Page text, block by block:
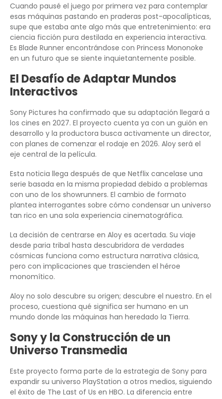
Cuando pausé el juego por primera vez para contemplar
esas máquinas pastando en praderas post-apocalípticas,
supe que estaba ante algo más que entretenimiento: era
ciencia ficción pura destilada en experiencia interactiva.
Es Blade Runner encontrándose con Princess Mononoke
en un futuro que se siente inquietantemente posible.
El Desafío de Adaptar Mundos
Interactivos
Sony Pictures ha confirmado que su adaptación llegará a
los cines en 2027. El proyecto cuenta ya con un guión en
desarrollo y la productora busca activamente un director,
con planes de comenzar el rodaje en 2026. Aloy será el
eje central de la película.
Esta noticia llega después de que Netflix cancelase una
serie basada en la misma propiedad debido a problemas
con uno de los showrunners. El cambio de formato
plantea interrogantes sobre cómo condensar un universo
tan rico en una sola experiencia cinematográfica.
La decisión de centrarse en Aloy es acertada. Su viaje
desde paria tribal hasta descubridora de verdades
cósmicas funciona como estructura narrativa clásica,
pero con implicaciones que trascienden el héroe
monomítico.
Aloy no solo descubre su origen; descubre el nuestro. En el
proceso, cuestiona qué significa ser humano en un
mundo donde las máquinas han heredado la Tierra.
Sony y la Construcción de un
Universo Transmedia
Este proyecto forma parte de la estrategia de Sony para
expandir su universo PlayStation a otros medios, siguiendo
el éxito de The Last of Us en HBO. La diferencia entre